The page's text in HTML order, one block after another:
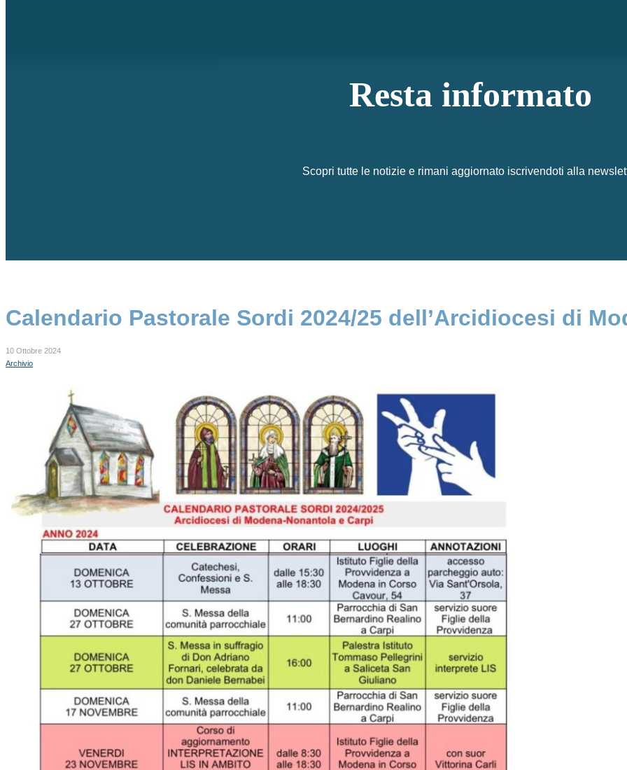
Resta informato
Scopri tutte le notizie e rimani aggiornato iscrivendoti alla
Calendario Pastorale Sordi 2024/25 dell’Arcidiocesi di
10 Ottobre 2024
Archivio